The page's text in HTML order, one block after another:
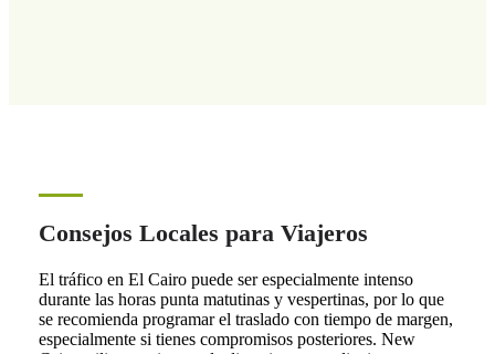
Consejos Locales para Viajeros
El tráfico en El Cairo puede ser especialmente intenso
durante las horas punta matutinas y vespertinas, por lo que
se recomienda programar el traslado con tiempo de margen,
especialmente si tienes compromisos posteriores. New